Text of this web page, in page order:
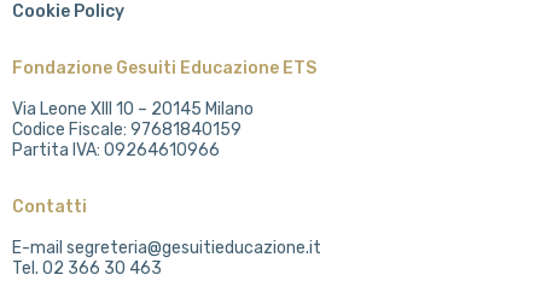
Cookie Policy
Fondazione Gesuiti Educazione ETS
Via Leone XIII 10 – 20145 Milano
Codice Fiscale: 97681840159
Partita IVA: 09264610966
Contatti
E-mail segreteria@gesuitieducazione.it
Tel. 02 366 30 463